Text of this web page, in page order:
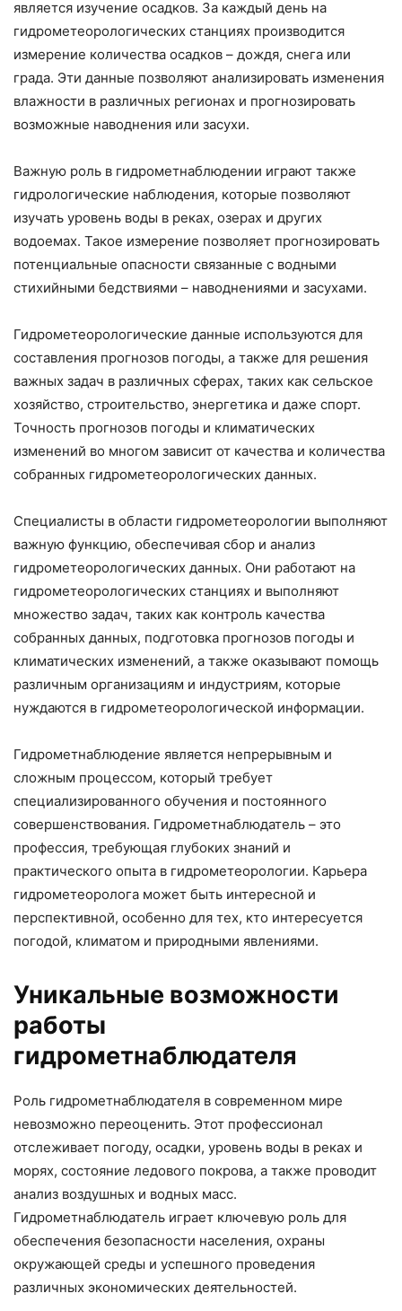
является изучение осадков. За каждый день на
гидрометеорологических станциях производится
измерение количества осадков – дождя, снега или
града. Эти данные позволяют анализировать изменения
влажности в различных регионах и прогнозировать
возможные наводнения или засухи.
Важную роль в гидрометнаблюдении играют также
гидрологические наблюдения, которые позволяют
изучать уровень воды в реках, озерах и других
водоемах. Такое измерение позволяет прогнозировать
потенциальные опасности связанные с водными
стихийными бедствиями – наводнениями и засухами.
Гидрометеорологические данные используются для
составления прогнозов погоды, а также для решения
важных задач в различных сферах, таких как сельское
хозяйство, строительство, энергетика и даже спорт.
Точность прогнозов погоды и климатических
изменений во многом зависит от качества и количества
собранных гидрометеорологических данных.
Специалисты в области гидрометеорологии выполняют
важную функцию, обеспечивая сбор и анализ
гидрометеорологических данных. Они работают на
гидрометеорологических станциях и выполняют
множество задач, таких как контроль качества
собранных данных, подготовка прогнозов погоды и
климатических изменений, а также оказывают помощь
различным организациям и индустриям, которые
нуждаются в гидрометеорологической информации.
Гидрометнаблюдение является непрерывным и
сложным процессом, который требует
специализированного обучения и постоянного
совершенствования. Гидрометнаблюдатель – это
профессия, требующая глубоких знаний и
практического опыта в гидрометеорологии. Карьера
гидрометеоролога может быть интересной и
перспективной, особенно для тех, кто интересуется
погодой, климатом и природными явлениями.
Уникальные возможности
работы
гидрометнаблюдателя
Роль гидрометнаблюдателя в современном мире
невозможно переоценить. Этот профессионал
отслеживает погоду, осадки, уровень воды в реках и
морях, состояние ледового покрова, а также проводит
анализ воздушных и водных масс.
Гидрометнаблюдатель играет ключевую роль для
обеспечения безопасности населения, охраны
окружающей среды и успешного проведения
различных экономических деятельностей.